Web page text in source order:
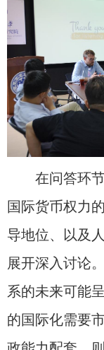
在问答环
国际货币权力
导地位、以及
展开深入讨论
系的未来可能
的国际化需要